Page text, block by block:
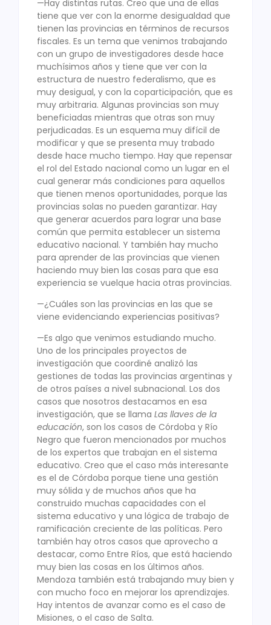
—Hay distintas rutas. Creo que una de ellas
tiene que ver con la enorme desigualdad que
tienen las provincias en términos de recursos
fiscales. Es un tema que venimos trabajando
con un grupo de investigadores desde hace
muchísimos años y tiene que ver con la
estructura de nuestro federalismo, que es
muy desigual, y con la coparticipación, que es
muy arbitraria. Algunas provincias son muy
beneficiadas mientras que otras son muy
perjudicadas. Es un esquema muy difícil de
modificar y que se presenta muy trabado
desde hace mucho tiempo. Hay que repensar
el rol del Estado nacional como un lugar en el
cual generar más condiciones para aquellos
que tienen menos oportunidades, porque las
provincias solas no pueden garantizar. Hay
que generar acuerdos para lograr una base
común que permita establecer un sistema
educativo nacional. Y también hay mucho
para aprender de las provincias que vienen
haciendo muy bien las cosas para que esa
experiencia se vuelque hacia otras provincias.
—¿Cuáles son las provincias en las que se
viene evidenciando experiencias positivas?
—Es algo que venimos estudiando mucho.
Uno de los principales proyectos de
investigación que coordiné analizó las
gestiones de todas las provincias argentinas y
de otros países a nivel subnacional. Los dos
casos que nosotros destacamos en esa
investigación, que se llama Las llaves de la
educación, son los casos de Córdoba y Río
Negro que fueron mencionados por muchos
de los expertos que trabajan en el sistema
educativo. Creo que el caso más interesante
es el de Córdoba porque tiene una gestión
muy sólida y de muchos años que ha
construido muchas capacidades con el
sistema educativo y una lógica de trabajo de
ramificación creciente de las políticas. Pero
también hay otros casos que aprovecho a
destacar, como Entre Ríos, que está haciendo
muy bien las cosas en los últimos años.
Mendoza también está trabajando muy bien y
con mucho foco en mejorar los aprendizajes.
Hay intentos de avanzar como es el caso de
Misiones, o el caso de Salta.